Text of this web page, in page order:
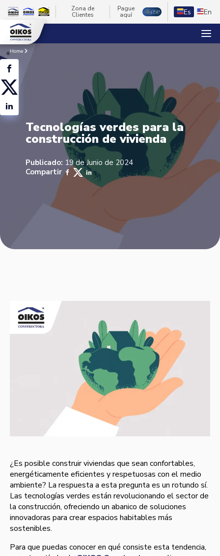
Zona de
Clientes
Pague
aquí
Es En
Home
Tecnologías verdes para la
construcción de vivienda
Publicado: 19 de Junio de 2024
Compartir
¿Es posible construir viviendas que sean confortables,
energéticamente eficientes y respetuosas con el medio
ambiente? La respuesta a esta pregunta es un rotundo sí.
Las tecnologías verdes están revolucionando el sector de
la construcción, ofreciendo un abanico de soluciones
innovadoras para crear espacios habitables más
sostenibles.
Para que puedas conocer en qué consiste esta tendencia,